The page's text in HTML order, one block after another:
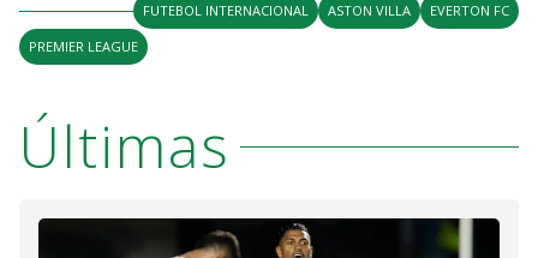
FUTEBOL INTERNACIONAL ASTON VILLA
EVERTON FC
PREMIER LEAGUE
Últimas